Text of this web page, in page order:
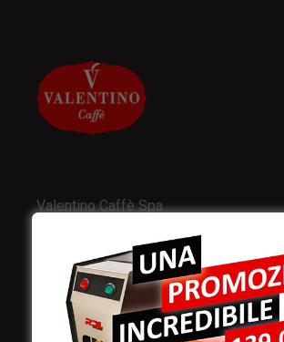
Valentino Caffè Spa
e produzione:
Viale Croazia 8 (Z.I.)
73100 Lecce